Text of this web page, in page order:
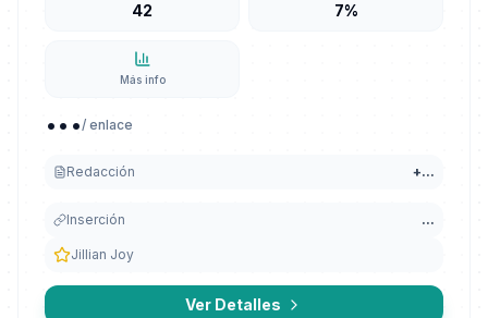
42 7%
Más info
.../ enlace
Redacción +...
Inserción ...
Jillian Joy
Ver Detalles